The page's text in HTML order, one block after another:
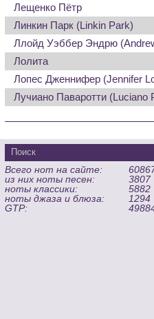
Лещенко Пётр
Линкин Парк (Linkin Park)
Ллойд Уэббер Эндрю
Лолита
Лопес Дженнифер (Jennifer
Лучиано Паваротти (Luciano
Всего нот на сайте:
из них ноты песен:
3807
ноты классики:
5882
ноты джаза и блюза:
1294
GTP: